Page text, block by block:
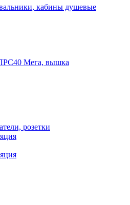
кабины душевые
Мега, вышка
розетки